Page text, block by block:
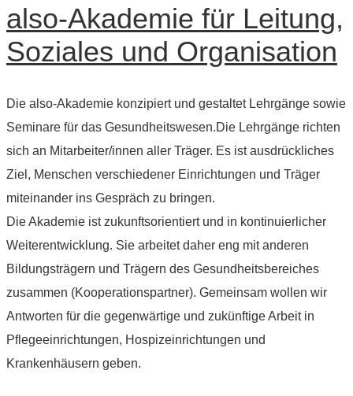
also-Akademie für Leitung,
Soziales und Organisation
Die also-Akademie konzipiert und gestaltet Lehrgänge sowie
Seminare für das Gesundheitswesen.Die Lehrgänge richten
sich an Mitarbeiter/innen aller Träger. Es ist ausdrückliches
Ziel, Menschen verschiedener Einrichtungen und Träger
miteinander ins Gespräch zu bringen.
Die Akademie ist zukunftsorientiert und in kontinuierlicher
Weiterentwicklung. Sie arbeitet daher eng mit anderen
Bildungsträgern und Trägern des Gesundheitsbereiches
zusammen (Kooperationspartner). Gemeinsam wollen wir
Antworten für die gegenwärtige und zukünftige Arbeit in
Pflegeeinrichtungen, Hospizeinrichtungen und
Krankenhäusern geben.